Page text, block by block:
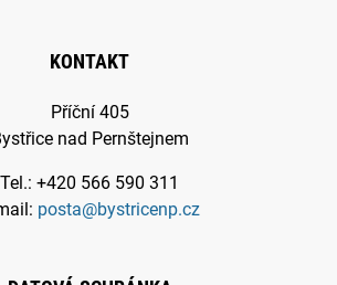
KONTAKT
Příční 405
nad Pernštejnem
Tel.: +420 566 590 311
posta@bystricenp.cz